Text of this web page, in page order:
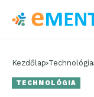
Kezdőlap Technológia
TECHNOLÓGIA